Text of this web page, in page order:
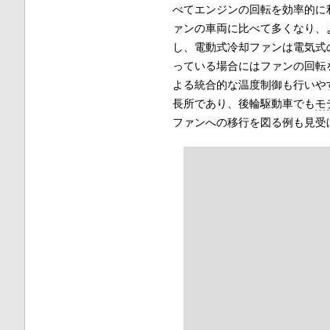
べてエンジンの回転を効率的
ァンの車両に比べて多くなり
し、電動式冷却ファンは電気
っている場合にはファンの回
よる統合的な温度制御も行い
長所であり、後輪駆動車でもモ
ファンへの移行を図る例も見受